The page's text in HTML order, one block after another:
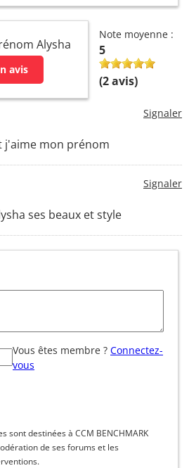
Alysha
avis
Note moyenne :
5
(2avis)
Signaler
j'aime mon prénom
Signaler
ses beaux et style
Vous êtes membre ? Connectez-
vous
sont destinées à CCM BENCHMARK
de ses forums et les